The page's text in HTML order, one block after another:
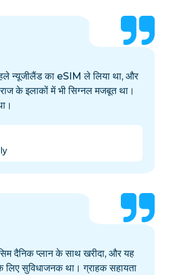
न्यूजीलैंड का eSIM ले लिया था, और
के इलाकों में भी सिग्नल मजबूत था।
दैनिक प्लान के साथ खरीदा, और यह
सुविधाजनक था। ग्राहक सहायता